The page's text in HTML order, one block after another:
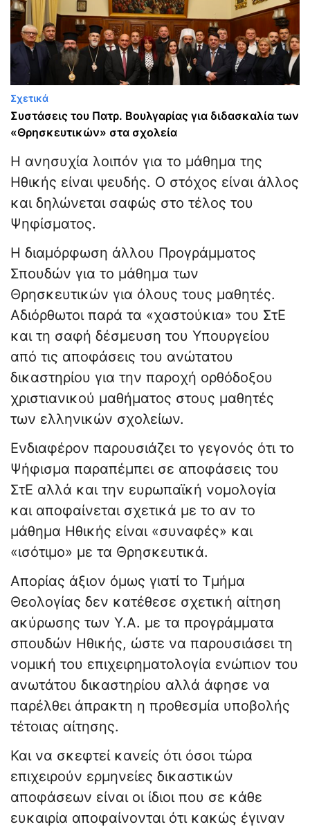
Σχετικά
Συστάσεις του Πατρ. Βουλγαρίας για διδασκαλία των
«Θρησκευτικών» στα σχολεία
Η ανησυχία λοιπόν για το μάθημα της
Ηθικής είναι ψευδής. Ο στόχος είναι άλλος
και δηλώνεται σαφώς στο τέλος του
Ψηφίσματος.
Η διαμόρφωση άλλου Προγράμματος
Σπουδών για το μάθημα των
Θρησκευτικών για όλους τους μαθητές.
Αδιόρθωτοι παρά τα «χαστούκια» του ΣτΕ
και τη σαφή δέσμευση του Υπουργείου
από τις αποφάσεις του ανώτατου
δικαστηρίου για την παροχή ορθόδοξου
χριστιανικού μαθήματος στους μαθητές
των ελληνικών σχολείων.
Ενδιαφέρον παρουσιάζει το γεγονός ότι το
Ψήφισμα παραπέμπει σε αποφάσεις του
ΣτΕ αλλά και την ευρωπαϊκή νομολογία
και αποφαίνεται σχετικά με το αν το
μάθημα Ηθικής είναι «συναφές» και
«ισότιμο» με τα Θρησκευτικά.
Απορίας άξιον όμως γιατί το Τμήμα
Θεολογίας δεν κατέθεσε σχετική αίτηση
ακύρωσης των Υ.Α. με τα προγράμματα
σπουδών Ηθικής, ώστε να παρουσιάσει τη
νομική του επιχειρηματολογία ενώπιον του
ανωτάτου δικαστηρίου αλλά άφησε να
παρέλθει άπρακτη η προθεσμία υποβολής
τέτοιας αίτησης.
Και να σκεφτεί κανείς ότι όσοι τώρα
επιχειρούν ερμηνείες δικαστικών
αποφάσεων είναι οι ίδιοι που σε κάθε
ευκαιρία αποφαίνονται ότι κακώς έγιναν